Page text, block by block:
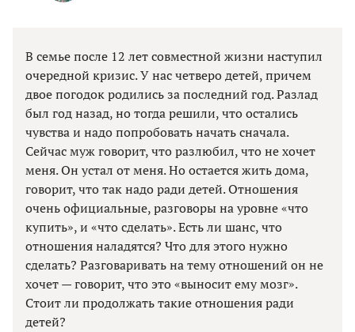
В семье после 12 лет совместной жизни наступил
очередной кризис. У нас четверо детей, причем
двое погодок родились за последний год. Разлад
был год назад, но тогда решили, что остались
чувства и надо попробовать начать сначала.
Сейчас муж говорит, что разлюбил, что не хочет
меня. Он устал от меня. Но остается жить дома,
говорит, что так надо ради детей. Отношения
очень официальные, разговоры на уровне «что
купить», и «что сделать». Есть ли шанс, что
отношения наладятся? Что для этого нужно
сделать? Разговаривать на тему отношений он не
хочет — говорит, что это «выносит ему мозг».
Стоит ли продолжать такие отношения ради
детей?